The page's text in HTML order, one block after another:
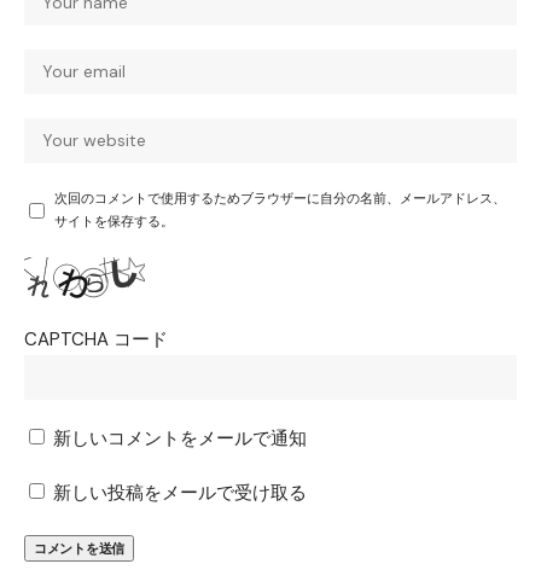
次回のコメントで使用するためブラウザーに自分の名前、メールアドレス、
サイトを保存する。
CAPTCHA コード
新しいコメントをメールで通知
新しい投稿をメールで受け取る